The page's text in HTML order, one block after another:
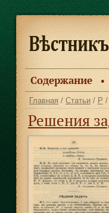
Содержание ●
Главная / Статьи / Р /
Решения